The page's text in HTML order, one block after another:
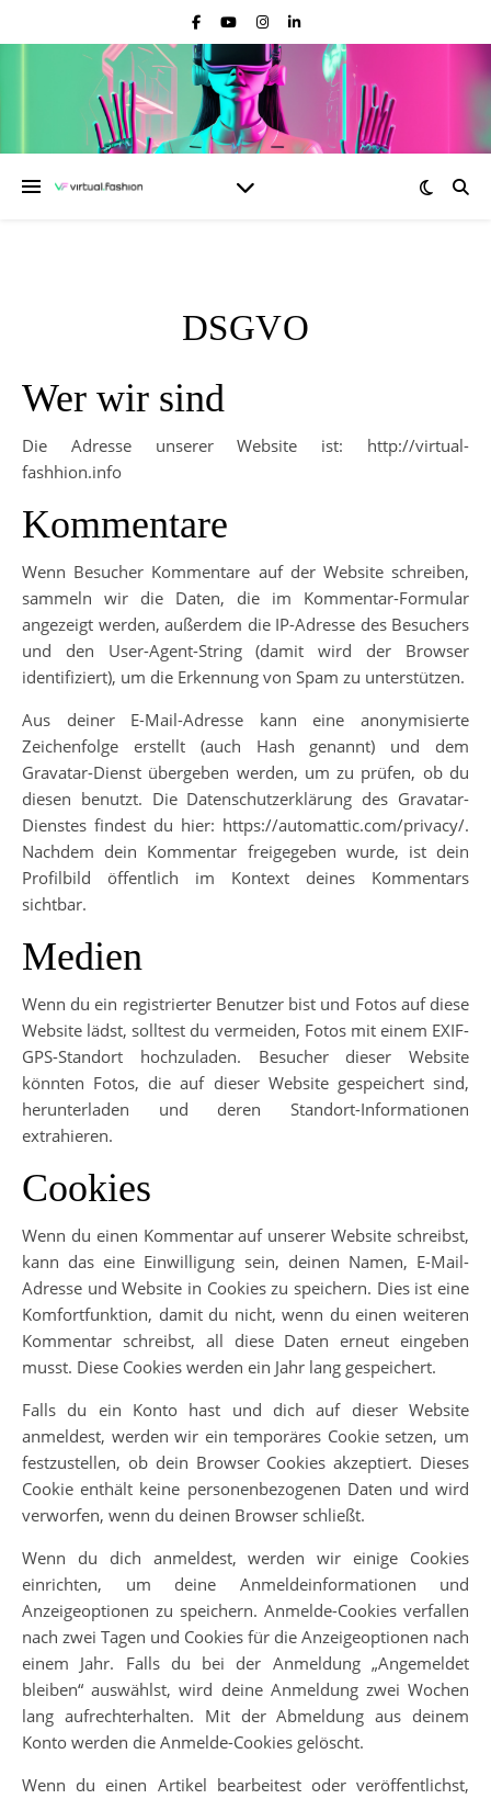
DSGVO
Wer wir sind
Die Adresse unserer Website ist: http://virtual-
fashhion.info
Kommentare
Wenn Besucher Kommentare auf der Website schreiben,
sammeln wir die Daten, die im Kommentar-Formular
angezeigt werden, außerdem die IP-Adresse des Besuchers
und den User-Agent-String (damit wird der Browser
identifiziert), um die Erkennung von Spam zu unterstützen.
Aus deiner E-Mail-Adresse kann eine anonymisierte
Zeichenfolge erstellt (auch Hash genannt) und dem
Gravatar-Dienst übergeben werden, um zu prüfen, ob du
diesen benutzt. Die Datenschutzerklärung des Gravatar-
Dienstes findest du hier: https://automattic.com/privacy/.
Nachdem dein Kommentar freigegeben wurde, ist dein
Profilbild öffentlich im Kontext deines Kommentars
sichtbar.
Medien
Wenn du ein registrierter Benutzer bist und Fotos auf diese
Website lädst, solltest du vermeiden, Fotos mit einem EXIF-
GPS-Standort hochzuladen. Besucher dieser Website
könnten Fotos, die auf dieser Website gespeichert sind,
herunterladen und deren Standort-Informationen
extrahieren.
Cookies
Wenn du einen Kommentar auf unserer Website schreibst,
kann das eine Einwilligung sein, deinen Namen, E-Mail-
Adresse und Website in Cookies zu speichern. Dies ist eine
Komfortfunktion, damit du nicht, wenn du einen weiteren
Kommentar schreibst, all diese Daten erneut eingeben
musst. Diese Cookies werden ein Jahr lang gespeichert.
Falls du ein Konto hast und dich auf dieser Website
anmeldest, werden wir ein temporäres Cookie setzen, um
festzustellen, ob dein Browser Cookies akzeptiert. Dieses
Cookie enthält keine personenbezogenen Daten und wird
verworfen, wenn du deinen Browser schließt.
Wenn du dich anmeldest, werden wir einige Cookies
einrichten, um deine Anmeldeinformationen und
Anzeigeoptionen zu speichern. Anmelde-Cookies verfallen
nach zwei Tagen und Cookies für die Anzeigeoptionen nach
einem Jahr. Falls du bei der Anmeldung „Angemeldet
bleiben“ auswählst, wird deine Anmeldung zwei Wochen
lang aufrechterhalten. Mit der Abmeldung aus deinem
Konto werden die Anmelde-Cookies gelöscht.
Wenn du einen Artikel bearbeitest oder veröffentlichst,